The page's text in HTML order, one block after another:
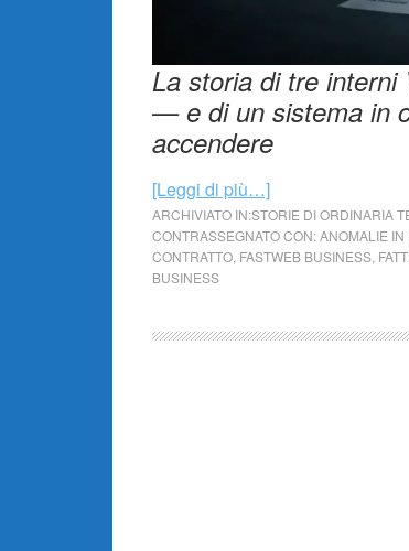
La storia di tre interni
— e di un sistema in
accendere
[Leggi di più…]
ARCHIVIATO IN:STORIE DI ORDINARIA
CONTRASSEGNATO CON:ANOMALIE IN
CONTRATTO FASTWEB BUSINESS
BUSINESS